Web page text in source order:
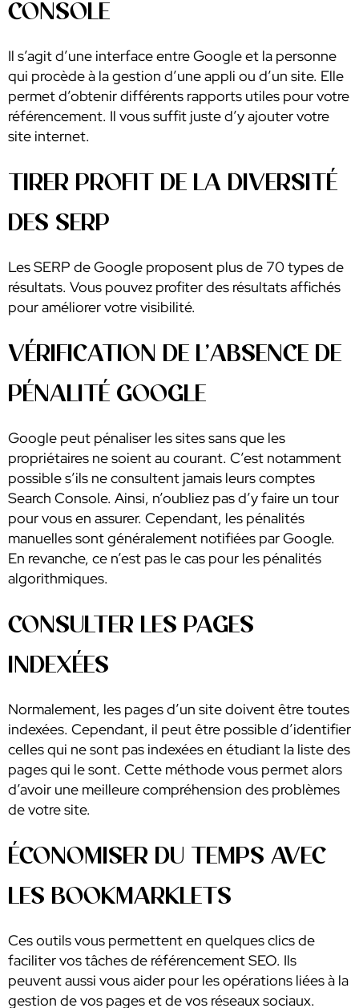
CONSOLE
Il s’agit d’une interface entre Google et la personne
qui procède à la gestion d’une appli ou d’un site. Elle
permet d’obtenir différents rapports utiles pour votre
référencement. Il vous suffit juste d’y ajouter votre
site internet.
TIRER PROFIT DE LA DIVERSITÉ
DES SERP
Les SERP de Google proposent plus de 70 types de
résultats. Vous pouvez profiter des résultats affichés
pour améliorer votre visibilité.
VÉRIFICATION DE L’ABSENCE DE
PÉNALITÉ GOOGLE
Google peut pénaliser les sites sans que les
propriétaires ne soient au courant. C’est notamment
possible s’ils ne consultent jamais leurs comptes
Search Console. Ainsi, n’oubliez pas d’y faire un tour
pour vous en assurer. Cependant, les pénalités
manuelles sont généralement notifiées par Google.
En revanche, ce n’est pas le cas pour les pénalités
algorithmiques.
CONSULTER LES PAGES
INDEXÉES
Normalement, les pages d’un site doivent être toutes
indexées. Cependant, il peut être possible d’identifier
celles qui ne sont pas indexées en étudiant la liste des
pages qui le sont. Cette méthode vous permet alors
d’avoir une meilleure compréhension des problèmes
de votre site.
ÉCONOMISER DU TEMPS AVEC
LES BOOKMARKLETS
Ces outils vous permettent en quelques clics de
faciliter vos tâches de référencement SEO. Ils
peuvent aussi vous aider pour les opérations liées à la
gestion de vos pages et de vos réseaux sociaux.